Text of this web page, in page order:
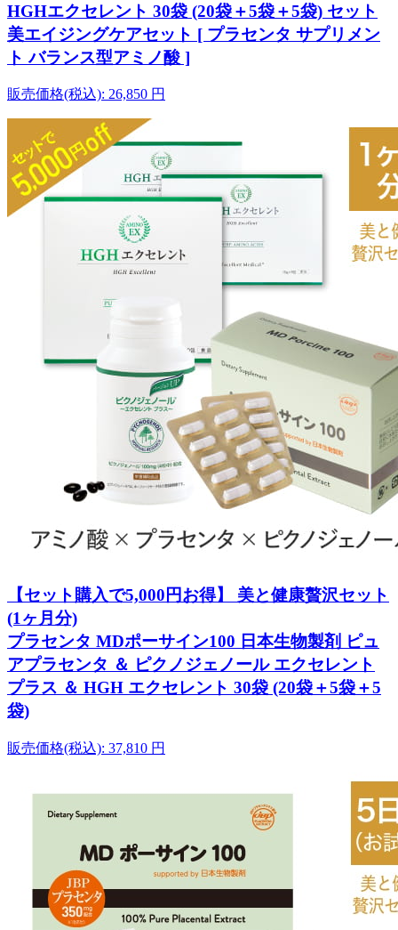
HGHエクセレント 30袋 (20袋＋5袋＋5袋) セット
美エイジングケアセット [ プラセンタ サプリメン
ト バランス型アミノ酸 ]
販売価格(税込): 26,850 円
【セット購入で5,000円お得】 美と健康贅沢セット
(1ヶ月分)
プラセンタ MDポーサイン100 日本生物製剤 ピュ
アプラセンタ ＆ ピクノジェノール エクセレント
プラス ＆ HGH エクセレント 30袋 (20袋＋5袋＋5
袋)
販売価格(税込): 37,810 円